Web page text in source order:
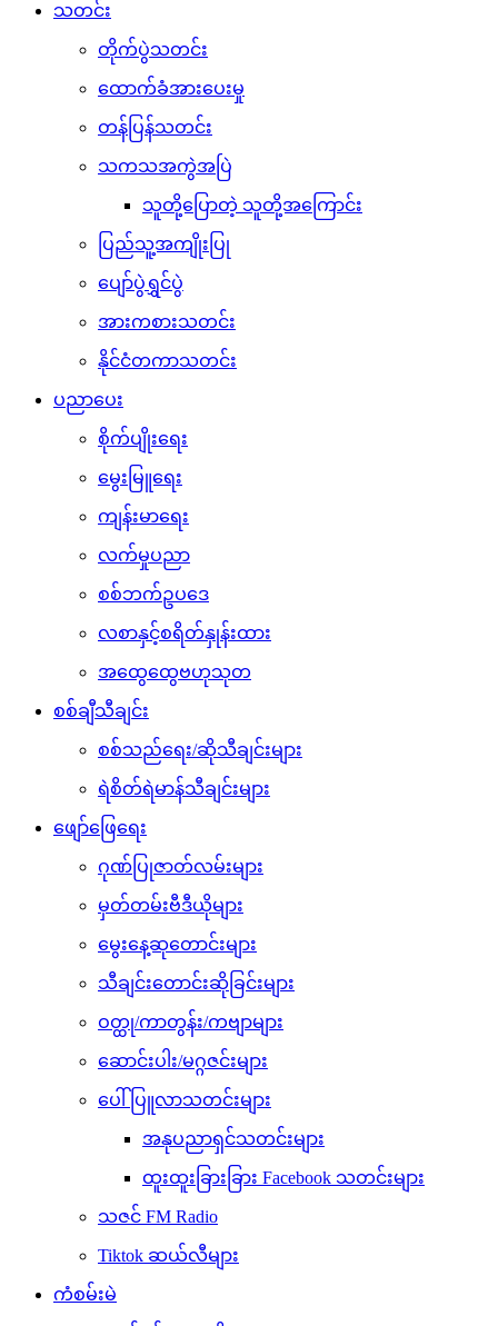
သတင်း
တိုက်ပွဲသတင်း
ထောက်ခံအားပေးမှု
တန်ပြန်သတင်း
သကသအကွဲအပြဲ
သူတို့ပြောတဲ့ သူတို့အကြောင်း
ပြည်သူ့အကျိုးပြု
ပျော်ပွဲရွှင်ပွဲ
အားကစားသတင်း
နိုင်ငံတကာသတင်း
ပညာပေး
စိုက်ပျိုးရေး
မွေးမြူရေး
ကျန်းမာရေး
လက်မှုပညာ
စစ်ဘက်ဥပဒေ
လစာနှင့်စရိတ်နှုန်းထား
အထွေထွေဗဟုသုတ
စစ်ချီသီချင်း
စစ်သည်ရေး/ဆိုသီချင်းများ
ရဲစိတ်ရဲမာန်သီချင်းများ
ဖျော်ဖြေရေး
ဂုဏ်ပြုဇာတ်လမ်းများ
မှတ်တမ်းဗီဒီယိုများ
မွေးနေ့ဆုတောင်းများ
သီချင်းတောင်းဆိုခြင်းများ
ဝတ္ထု/ကာတွန်း/ကဗျာများ
ဆောင်းပါး/မဂ္ဂဇင်းများ
ပေါ်ပြူလာသတင်းများ
အနုပညာရှင်သတင်းများ
ထူးထူးခြားခြား Facebook သတင်းများ
သဇင် FM Radio
Tiktok ဆယ်လီများ
ကံစမ်းမဲ